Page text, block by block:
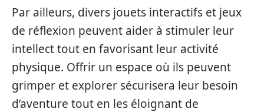
Par ailleurs, divers jouets interactifs et jeux
de réflexion peuvent aider à stimuler leur
intellect tout en favorisant leur activité
physique. Offrir un espace où ils peuvent
grimper et explorer sécurisera leur besoin
d’aventure tout en les éloignant de